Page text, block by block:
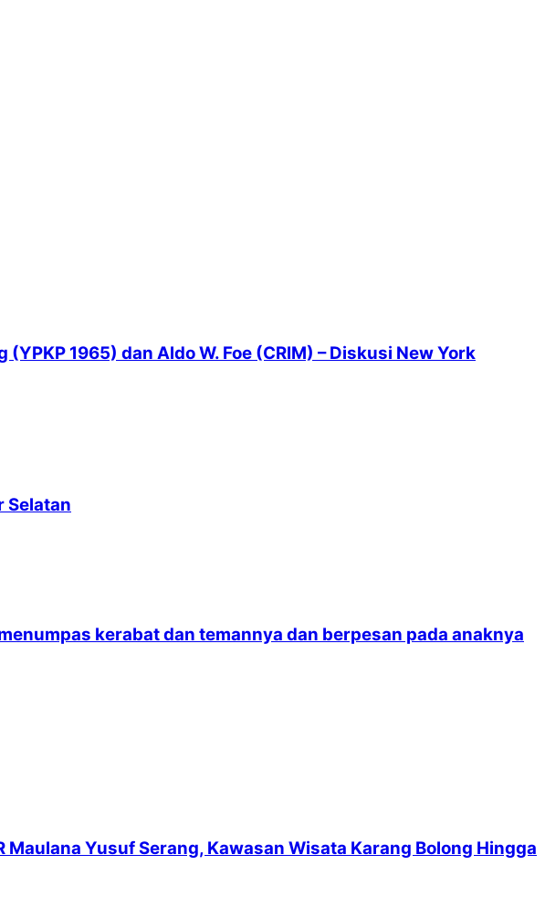
1965) dan Aldo W. Foe (CRIM) – Diskusi New York
Selatan
kerabat dan temannya dan berpesan pada anaknya
Yusuf Serang, Kawasan Wisata Karang Bolong Hingga